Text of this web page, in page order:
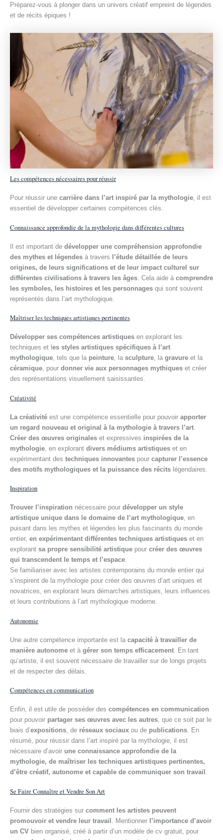
Préparez-vous à plonger dans un univers créatif empreint de légendes
et de récits épiques !
Les compétences nécessaires pour réussir
Pour réussir une carrière dans l’art inspiré par la mythologie, il est
essentiel de développer certaines compétences clés.
Connaissance approfondie de la mythologie dans différentes cultures
Il est important de développer une compréhension approfondie
des mythes et légendes à travers l’étude détaillée de leurs
origines, de leurs significations et de leur impact culturel sur
différentes civilisations à travers les âges . Cela aide à comprendre
les symboles, les histoires et les personnages qui sont souvent
représentés dans l’art mythologique.
Maîtriser les techniques artistiques pertinentes
Développer ses compétences artistiques en explorant les
techniques et l es styles artistiques spécifiques à l’art
mythologique, tels que la peinture, la sculpture, la gravure et la
céramique, pour donner vie aux personnages mythiques et créer
des représentations visuellement saisissantes.
Créativité
La créativité est une compétence essentielle pour pouvoir apporter
un regard nouveau et original à la mythologie à travers l’art
Créer des œuvres originales et expressives inspirées de la
mythologie , en explorant divers médiums artistiques et en
expérimentant des techniques innovantes pour capturer l’essence
des motifs mythologiques et la puissance des récits légendaires.
Inspiration
Trouver l’inspiration nécessaire pour développer un style
artistique unique dans le domaine de l’art mythologique, en
puisant dans les mythes et légendes les plus fascinants du monde
entier, en expérimentant différentes techniques artistiques et en
explorant sa propre sensibilité artistique pour créer des œuvres
qui transcendent le temps et l’espace.
Se familiariser avec les artistes contemporains du monde entier qui
s’inspirent de la mythologie pour créer des œuvres d’art uniques et
novatrices, en explorant leurs démarches artistiques, leurs influences
et leurs contributions à l’art mythologique moderne.
Autonomie
Une autre compétence importante est la capacité à travailler de
manière autonome et à gérer son temps efficacement . En tant
qu’artiste, il est souvent nécessaire de travailler sur de longs projets
et de respecter des délais.
Compétences en communication
Enfin, il est utile de posséder des compétences en communication
pour pouvoir partager ses œuvres avec les autres, que ce soit par le
biais d’expositions, de réseaux sociaux ou de publications. En
résumé, pour réussir dans l’art inspiré par la mythologie, il est
nécessaire d’avoir une connaissance approfondie de la
mythologie, de maîtriser les techniques artistiques pertinentes,
d’être créatif, autonome et capable de communiquer son travail .
Se Faire Connaître et Vendre Son Art
Fournir des stratégies sur comment les artistes peuvent
promouvoir et vendre leur travail . Mentionner l’importance d’avoir
un CV bien organisé, créé à partir d’un modèle de cv gratuit, pour